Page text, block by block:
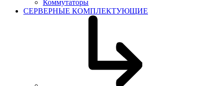
Коммутаторы
СЕРВЕРНЫЕ КОМПЛЕКТУЮЩИЕ